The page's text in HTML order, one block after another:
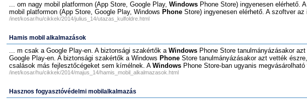
... om nagy mobil platformon (App Store, Google Play, Windows Phone Store) ingyenesen elérhető.
mobil platformon (App Store, Google Play, Windows Phone Store) ingyenesen elérhető. A szoftver az
/inet/kosar/hu/cikkek/2014/julius_14/utazas_kulfoldre.html
Hamis mobil alkalmazások
... m csak a Google Play-en. A biztonsági szakértők a Windows Phone Store tanulmányázásakor
Google Play-en. A biztonsági szakértők a Windows Phone Store tanulmányázásakor azt vették
csalások más fejlesztőcégeket sem kímélnek. A Windows Phone Store-ban ugyanis megvásárolható
/inet/kosar/hu/cikkek/2014/majus_14/hamis_mobil_alkalmazasok.html
Hasznos fogyasztóvédelmi mobilalkalmazás